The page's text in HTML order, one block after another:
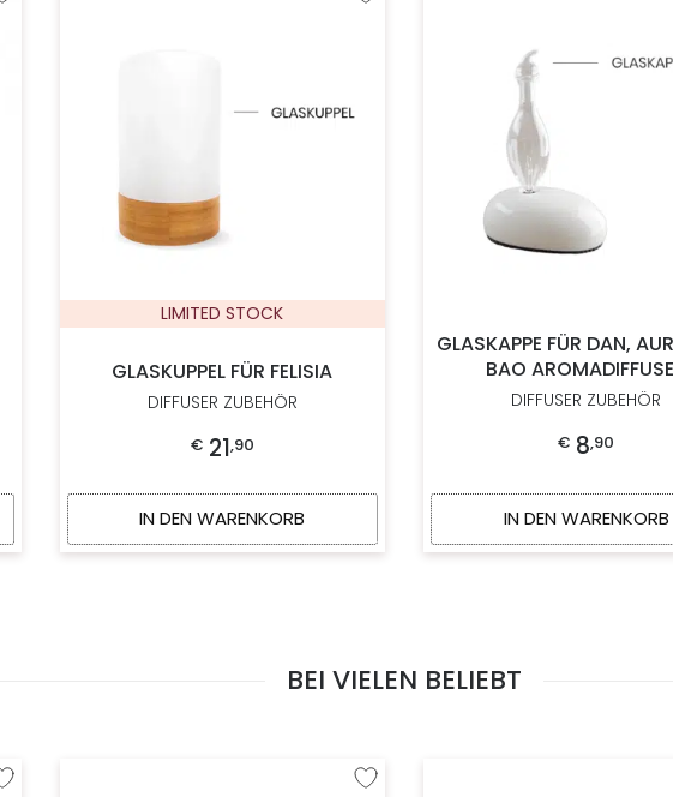
LIMITED STOCK
GLASKUPPEL FÜR FELISIA
DIFFUSER ZUBEHÖR
€ 21,90
IN DEN WARENKORB
GLASKAPPE FÜR DAN,
BAO
DIFFUSER ZUBEHÖR
€ 8,90
IN DEN WARENKORB
BEI VIELEN BELIEBT